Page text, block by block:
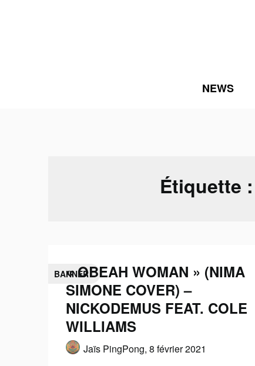
NEWS
Étiquette :
BANNER
« OBEAH WOMAN » (NIMA
SIMONE COVER) –
NICKODEMUS FEAT. COLE
WILLIAMS
Jaïs PingPong, 8 février 2021